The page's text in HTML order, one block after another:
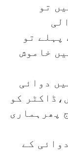
تو
پہلے تو
خاموش
دوائی
کو
پھرہماری
کے